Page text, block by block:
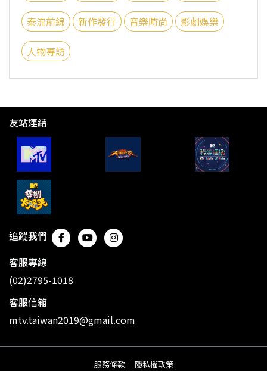
泰流前線 新作發行 音樂時尚 影劇娛樂
人物專訪
友站連結
追蹤我們
客服專線
(02)2795-1018
客服信箱
mtv.taiwan2019@gmail.com
服務條款 ｜ 隱私權政策